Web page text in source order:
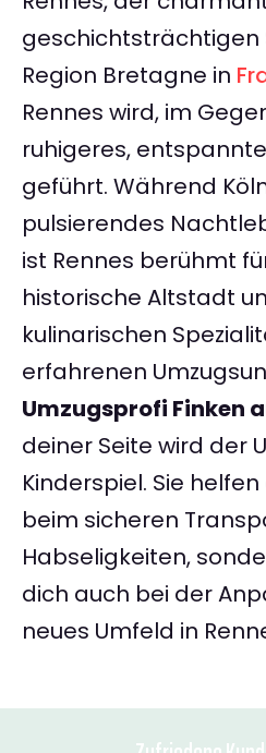
geschichtsträchtigen
Region Bretagne in
Rennes wird, im
ruhigeres,
geführt. Während
pulsierendes
ist Rennes berühmt
historische Altstadt
kulinarischen
erfahrenen
Umzugsprofi Finken
deiner Seite wird der
Kinderspiel. Sie
beim sicheren
Habseligkeiten,
dich auch bei der
neues Umfeld in